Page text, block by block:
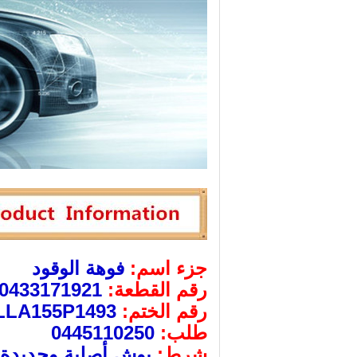
جزء اسم: فوهة الوقود
رقم القطعة:
رقم الختم:
طلب: 0445110250